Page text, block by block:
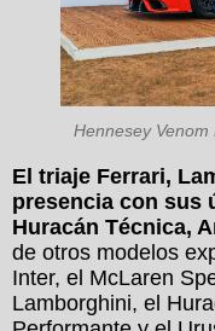
Hennesey
El triaje Ferrari,
presencia con sus
Huracán Técnica,
de otros modelos
Inter, el McLaren
Lamborghini, el